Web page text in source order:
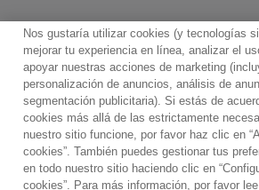
Boletin informativo
Política de Privacidad
Mapa web
Ajustes de
Nos gustaría utilizar cookies (y tecnologías
mejorar tu experiencia en línea, analizar el
apoyar nuestras acciones de marketing
personalización de anuncios, análisis de
segmentación publicitaria). Si estás de
cookies más allá de las estrictamente
nuestro sitio funcione, por favor haz clic en
cookies”. También puedes gestionar tus
en todo nuestro sitio haciendo clic en
cookies”. Para más información, por favor